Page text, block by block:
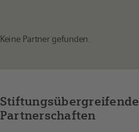
Keine Partner gefunden.
Stiftungsübergreifende
Partnerschaften